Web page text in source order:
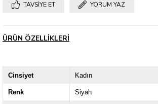
TAVSIYE ET YORUM YAZ
ÜRÜN ÖZELLIKLERI
Cinsiyet Kadın
Renk Siyah